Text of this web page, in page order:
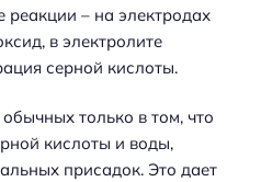
реакции – на электродах
в электролите
серной кислоты.
только в том, что
кислоты и воды,
присадок. Это дает